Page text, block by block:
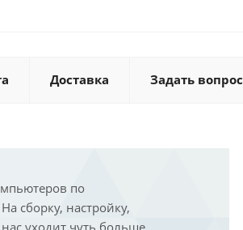
Доставка Задать вопрос
по
сборку, настройку,
уходит чуть больше